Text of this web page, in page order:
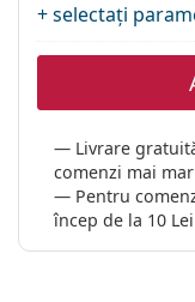
+ selectați
Livrare
comenzi mai
Pentru
încep de la 10 Lei